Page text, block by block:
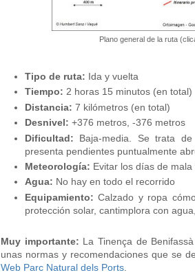
Plano general de la ruta
Tipo de ruta: Ida y vuelta
Tiempo: 2 horas 15 minutos (en total)
Distancia: 7 kilómetros (en total)
Desnivel: +376 metros, -376 metros
Dificultad: Baja-media. Se trata
presenta pendientes puntualmente
Meteorología: Evitar los días de mala
Agua: No hay en todo el recorrido
Equipamiento: Calzado y ropa
protección solar, cantimplora con
Muy importante: La Tinença de
unas normas y recomendaciones que se
Web Parc Natural dels Ports